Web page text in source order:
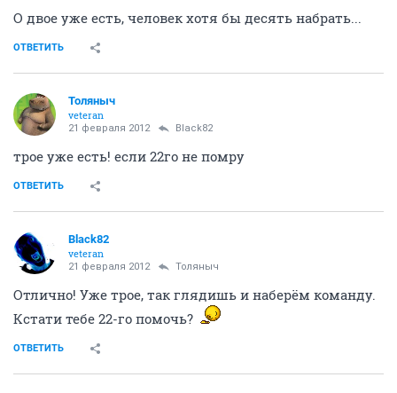
О двое уже есть, человек хотя бы десять набрать...
ОТВЕТИТЬ
Толяныч
veteran
21 февраля 2012 Black82
трое уже есть! если 22го не помру
ОТВЕТИТЬ
Black82
veteran
21 февраля 2012 Толяныч
Отлично! Уже трое, так глядишь и наберём команду.
Кстати тебе 22-го помочь?
ОТВЕТИТЬ